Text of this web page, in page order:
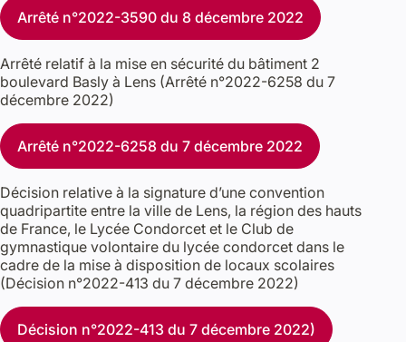
Arrêté n°2022-3590 du 8 décembre 2022
Arrêté relatif à la mise en sécurité du bâtiment 2
boulevard Basly à Lens (Arrêté n°2022-6258 du 7
décembre 2022)
Arrêté n°2022-6258 du 7 décembre 2022
Décision relative à la signature d’une convention
quadripartite entre la ville de Lens, la région des hauts
de France, le Lycée Condorcet et le Club de
gymnastique volontaire du lycée condorcet dans le
cadre de la mise à disposition de locaux scolaires
(Décision n°2022-413 du 7 décembre 2022)
Décision n°2022-413 du 7 décembre 2022)